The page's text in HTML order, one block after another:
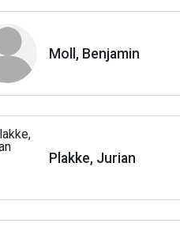
Moll, Benjamin
Plakke, Jurian